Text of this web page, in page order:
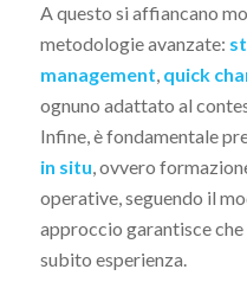
A questo si affiancano
metodologie avanzate:
management, quick
ognuno adattato al
Infine, è fondamentale
in situ, ovvero
operative, seguendo il
approccio garantisce
subito esperienza.